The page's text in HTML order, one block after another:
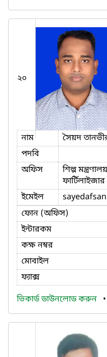
২০
নাম
সৈয়দ
পদবি
অফিস
শিল্প
ইমেইল
ফোন (অফিস)
ইন্টারকম
কক্ষ নম্বর
মোবাইল
ফ্যাক্স
ভিকার্ড ডাউনলোড করুন •